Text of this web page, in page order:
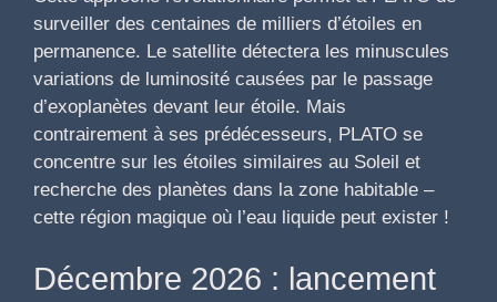
surveiller des centaines de milliers d’étoiles en
permanence. Le satellite détectera les minuscules
variations de luminosité causées par le passage
d’exoplanètes devant leur étoile. Mais
contrairement à ses prédécesseurs, PLATO se
concentre sur les étoiles similaires au Soleil et
recherche des planètes dans la zone habitable –
cette région magique où l’eau liquide peut exister !
Décembre 2026 : lancement